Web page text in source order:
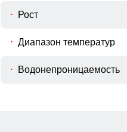
Рост
Диапазон температур
Водонепроницаемость